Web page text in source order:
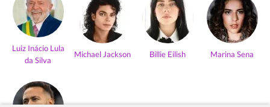
Luiz Inácio Lula
da Silva
Michael Jackson Billie Eilish Marina Sena